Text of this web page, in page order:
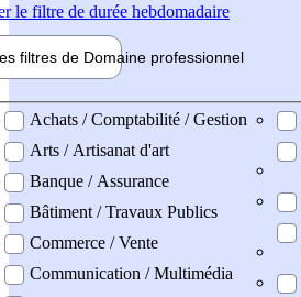
le filtre de durée hebdomadaire
filtres de Domaine professionnel
professionel
Achats / Comptabilité / Gestion
Arts / Artisanat d'art
Banque / Assurance
Bâtiment / Travaux Publics
Commerce / Vente
Communication / Multimédia